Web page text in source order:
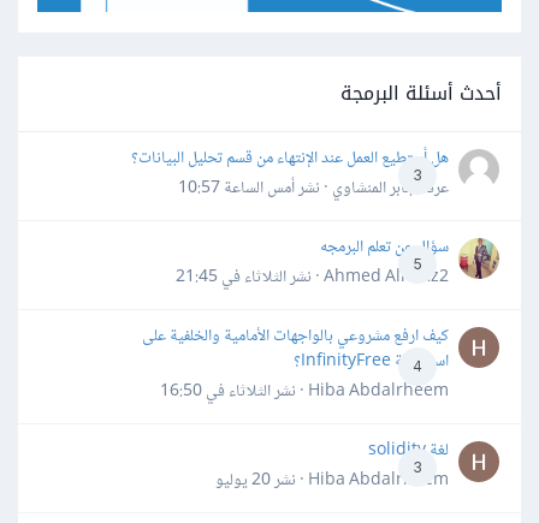
أحدث أسئلة البرمجة
3
هل أستطيع العمل عند الإنتهاء من قسم تحليل البيانات؟
عرفه جابر المنشاوي · نشرأمس الساعة 10:57
5
سؤال عن تعلم البرمجه
Ahmed Alhafiz2 · نشر
الثلاثاء في 21:45
4
كيف ارفع مشروعي بالواجهات الأمامية والخلفية على
استضافة InfinityFree؟
Hiba Abdalrheem · نشر
الثلاثاء في 16:50
3
لغة solidity
Hiba Abdalrheem · نشر
20 يوليو